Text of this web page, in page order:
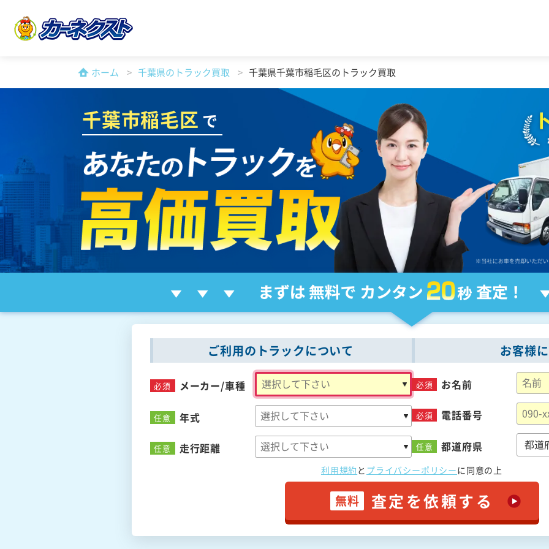
ホーム 千葉県のトラック買取 千葉県千葉市稲毛区のトラック買取
千葉市稲毛区 で
ご利用のトラックについて
必須 メーカー/車種
任意 年式
任意 走行距離
お客様
必須 お名前
必須 電話番号
任意 都道府県
利用規約 と プライバシーポリシーに同意の上
無料 査定を依頼する